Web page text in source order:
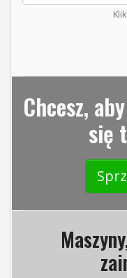
Chcesz,
się